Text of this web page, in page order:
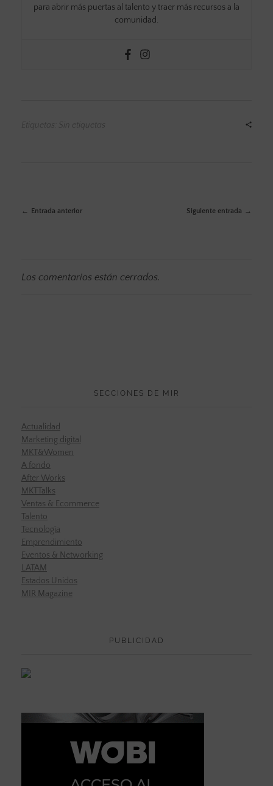
para abrir más puertas al talento y traer más recursos a la
comunidad.
Etiquetas: Sin etiquetas
Entrada anterior Siguiente entrada
Los comentarios están cerrados.
SECCIONES DE MIR
Actualidad
Marketing digital
MKT&Women
A fondo
After Works
MKTTalks
Ventas & Ecommerce
Talento
Tecnología
Emprendimiento
Eventos & Networking
LATAM
Estados Unidos
MIR Magazine
PUBLICIDAD